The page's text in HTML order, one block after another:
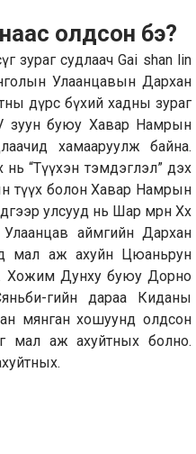
олдсон бэ?
зураг судлаач Gai shan lin
Улаанцавын Дархан
дүрс бүхий хадны зураг
зуун буюу Хавар Намрын
хамааруулж байна.
“Түүхэн тэмдэглэл” дэх
түүх болон Хавар Намрын
улсууд нь Шар мөрөн Хөх
аймгийн Дархан
мал аж ахуйн Цюаньрун
Хожим Дунху буюу Дорно
гийн дараа Киданы
мянган хошуунд олдсон
мал аж ахуйтных болно.